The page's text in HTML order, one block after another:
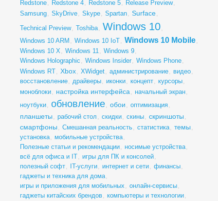
Redstone, Redstone 4, Redstone 5, Release Preview,
Samsung, SkyDrive, Skype, Spartan, Surface,
Technical Preview, Toshiba, Windows 10,
Windows 10 ARM , Windows 10 IoT, Windows 10 Mobile,
Windows 10 X, Windows 11, Windows 9,
Windows Holographic , Windows Insider, Windows Phone,
Windows RT, Xbox, XWidget, администрирование, видео,
восстановление, драйверы, иконки, концепт, курсоры,
моноблоки, настройка интерфейса, начальный экран,
ноутбуки, обновление, обои , оптимизация,
планшеты , рабочий стол , скидки, скины, скриншоты ,
смартфоны , Смешанная реальность, статистика, темы ,
установка, мобильные устройства,
Полезные статьи и рекомендации, носимые устройства,
всё для офиса и IT, игры для ПК и консолей,
полезный софт, IT-услуги, интернет и сети, финансы,
гаджеты и техника для дома,
игры и приложения для мобильных , онлайн-сервисы,
гаджеты китайских брендов, компьютеры и технологии,